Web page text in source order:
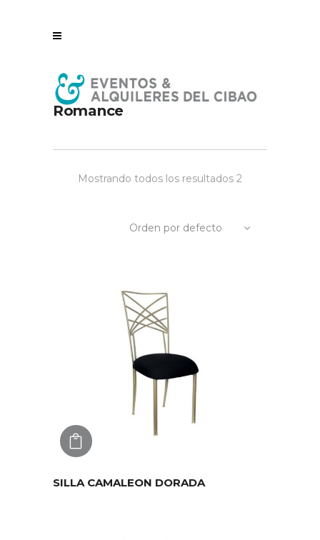
Romance
Mostrando todos los resultados 2
Orden por defecto
SILLA CAMALEON DORADA